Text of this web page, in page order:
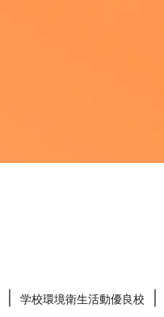
学校環境衛生活動優良校